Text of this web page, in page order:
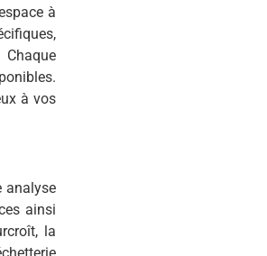
à
à vos
analyse
ainsi
la